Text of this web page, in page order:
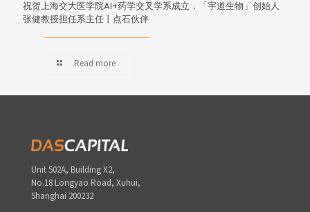
祝贺上海交大医学院AI+药学交叉学系成立，「宇道生物」创始人
张健教授担任系主任丨点石伙伴
Read more
Unit 502A, Building X2,
No.18 Longyao Road, Xuhui,
Shanghai 200232